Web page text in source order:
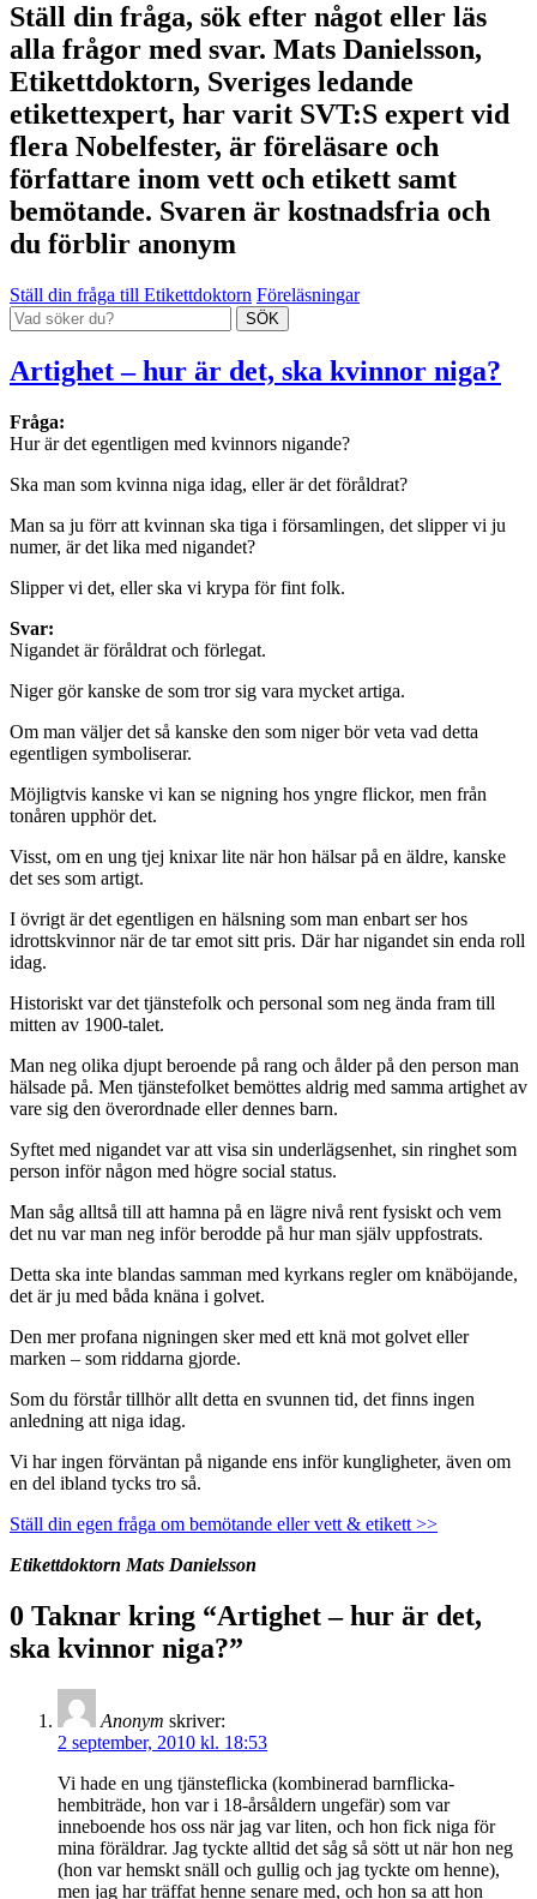
Ställ din fråga, sök efter något eller läs
alla frågor med svar. Mats Danielsson,
Etikettdoktorn, Sveriges ledande
etikettexpert, har varit SVT:S expert vid
flera Nobelfester, är föreläsare och
författare inom vett och etikett samt
bemötande. Svaren är kostnadsfria och
du förblir anonym
Ställ din fråga till Etikettdoktorn Föreläsningar
Artighet – hur är det, ska kvinnor niga?
Fråga:
Hur är det egentligen med kvinnors nigande?
Ska man som kvinna niga idag, eller är det föråldrat?
Man sa ju förr att kvinnan ska tiga i församlingen, det slipper vi ju
numer, är det lika med nigandet?
Slipper vi det, eller ska vi krypa för fint folk.
Svar:
Nigandet är föråldrat och förlegat.
Niger gör kanske de som tror sig vara mycket artiga.
Om man väljer det så kanske den som niger bör veta vad detta
egentligen symboliserar.
Möjligtvis kanske vi kan se nigning hos yngre flickor, men från
tonåren upphör det.
Visst, om en ung tjej knixar lite när hon hälsar på en äldre, kanske
det ses som artigt.
I övrigt är det egentligen en hälsning som man enbart ser hos
idrottskvinnor när de tar emot sitt pris. Där har nigandet sin enda roll
idag.
Historiskt var det tjänstefolk och personal som neg ända fram till
mitten av 1900-talet.
Man neg olika djupt beroende på rang och ålder på den person man
hälsade på. Men tjänstefolket bemöttes aldrig med samma artighet av
vare sig den överordnade eller dennes barn.
Syftet med nigandet var att visa sin underlägsenhet, sin ringhet som
person inför någon med högre social status.
Man såg alltså till att hamna på en lägre nivå rent fysiskt och vem
det nu var man neg inför berodde på hur man själv uppfostrats.
Detta ska inte blandas samman med kyrkans regler om knäböjande,
det är ju med båda knäna i golvet.
Den mer profana nigningen sker med ett knä mot golvet eller
marken – som riddarna gjorde.
Som du förstår tillhör allt detta en svunnen tid, det finns ingen
anledning att niga idag.
Vi har ingen förväntan på nigande ens inför kungligheter, även om
en del ibland tycks tro så.
Ställ din egen fråga om bemötande eller vett & etikett >>
Etikettdoktorn Mats Danielsson
0 Taknar kring “Artighet – hur är det,
ska kvinnor niga?”
Anonym skriver:
2 september, 2010 kl. 18:53
Vi hade en ung tjänsteflicka (kombinerad barnflicka-
hembiträde, hon var i 18-årsåldern ungefär) som var
inneboende hos oss när jag var liten, och hon fick niga för
mina föräldrar. Jag tyckte alltid det såg så sött ut när hon neg
(hon var hemskt snäll och gullig och jag tyckte om henne),
men jag har träffat henne senare med, och hon sa att hon